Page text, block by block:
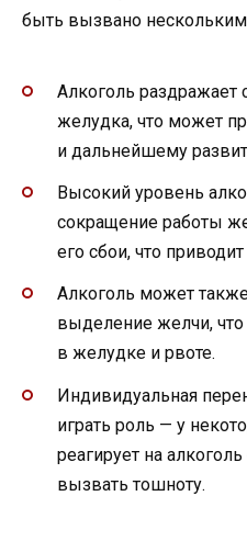
быть вызвано
Алкоголь раздражает
желудка, что может
и дальнейшему
Высокий уровень
сокращение работы
его сбои, что
Алкоголь может
выделение желчи,
в желудке и рвоте.
Индивидуальная
играть роль — у
реагирует на
вызвать тошноту.